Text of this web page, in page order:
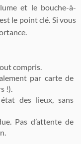
et le bouche-à-
le point clé. Si vous
compris.
par carte de
!).
des lieux, sans
Pas d’attente de